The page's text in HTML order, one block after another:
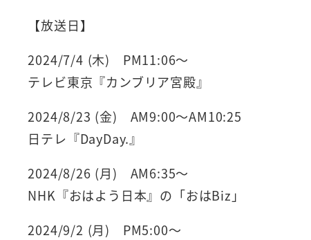
【放送日】
2024/7/4 (木) PM11:06～
テレビ東京『カンブリア宮殿』
2024/8/23 (金) AM9:00～AM10:25
日テレ『DayDay.』
2024/8/26 (月) AM6:35～
NHK『おはよう日本』の「おはBiz」
2024/9/2 (月) PM5:00～